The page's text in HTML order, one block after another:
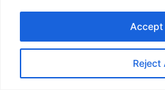
Reject
Accept
Daarom is persoonlijk advies
online een standaardprijs
Welke schutting past bij uw